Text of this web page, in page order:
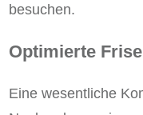
besuchen.
Optimierte
Eine wesentliche